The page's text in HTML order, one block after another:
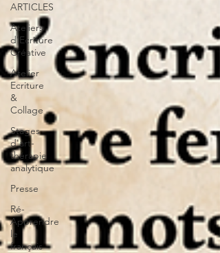
ARTICLES
Ateliers
d'Ecriture
Créative
Atelier
Ecriture
&
Collage
Stages
d'art-
thérapie
analytique
Presse
Ré-
Apprendre
le
français